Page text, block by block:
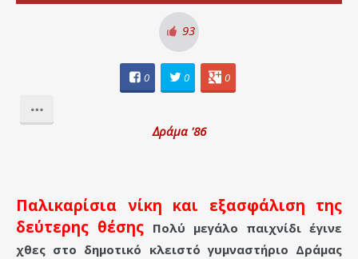
93
0 0 0
Δράμα '86
Παλικαρίσια νίκη και εξασφάλιση της
δεύτερης θέσης Πολύ μεγάλο παιχνίδι έγινε
χθες στο δημοτικό κλειστό γυμναστήριο Δράμας